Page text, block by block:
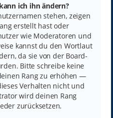
ich ihn ändern?
stehen, zeigen
erstellt hast oder
wie Moderatoren und
kannst du den Wortlaut
da sie von der Board-
Bitte schreibe keine
Rang zu erhöhen —
Verhalten nicht und
wird deinen Rang
zurücksetzen.